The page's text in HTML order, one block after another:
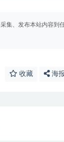
集、发布本站内容到任
收藏 海